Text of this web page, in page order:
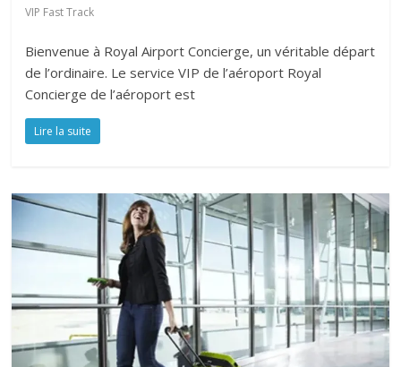
VIP Fast Track
Bienvenue à Royal Airport Concierge, un véritable départ
de l’ordinaire. Le service VIP de l’aéroport Royal
Concierge de l’aéroport est
Lire la suite